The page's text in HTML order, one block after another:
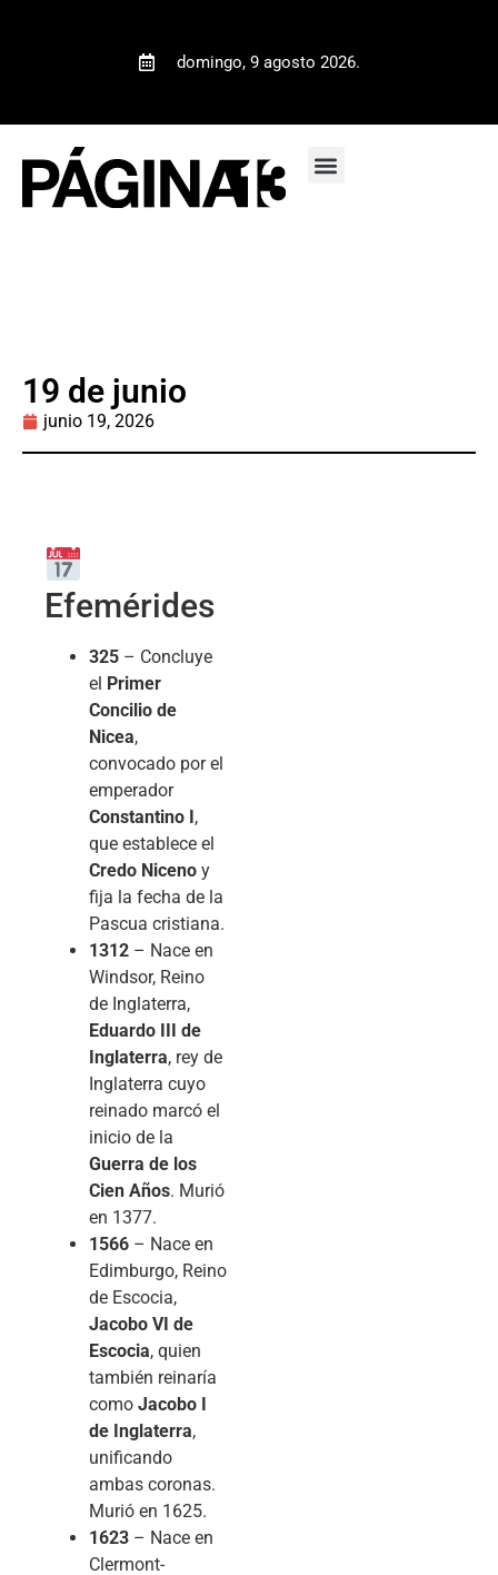
domingo, 9 agosto 2026.
19 de junio
junio 19, 2026
Efemérides
325 – Concluye
el Primer
Concilio de
Nicea,
convocado por el
emperador
Constantino I,
que establece el
Credo Niceno y
fija la fecha de la
Pascua cristiana.
1312 – Nace en
Windsor, Reino
de Inglaterra,
Eduardo III de
Inglaterra, rey de
Inglaterra cuyo
reinado marcó el
inicio de la
Guerra de los
Cien Años. Murió
en 1377.
1566 – Nace en
Edimburgo, Reino
de Escocia,
Jacobo VI de
Escocia, quien
también reinaría
como Jacobo I
de Inglaterra,
unificando
ambas coronas.
Murió en 1625.
1623 – Nace en
Clermont-